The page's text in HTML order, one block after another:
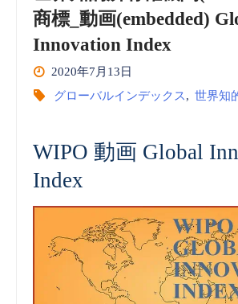
商標_動画(embedded)
Innovation Index
2020年7月13日
グローバルインデックス, 世界知
WIPO 動画 Global
Index